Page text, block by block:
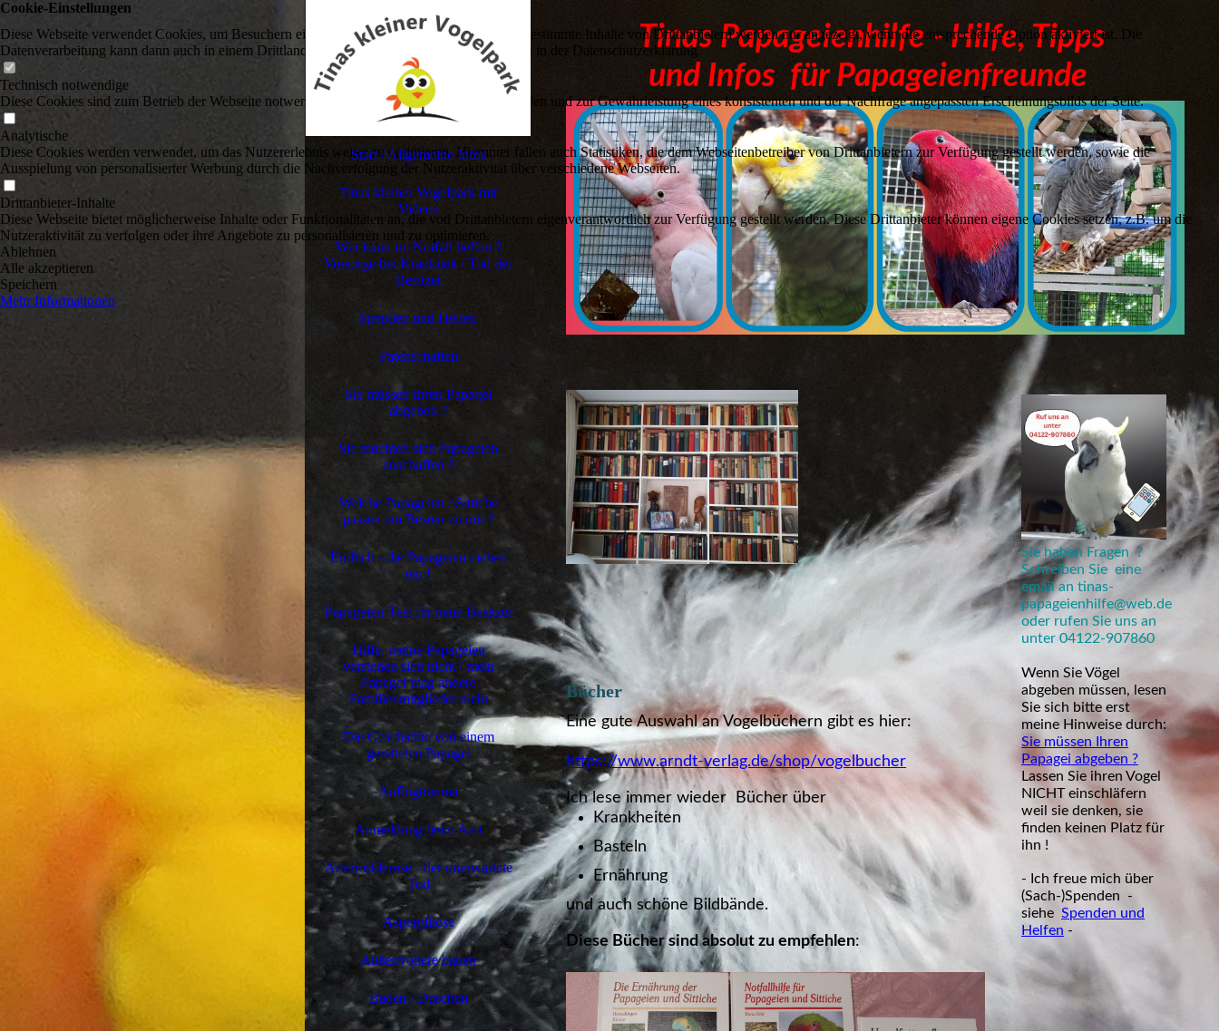
Start / Allgemeine Infos
Tinas kleiner Vogelpark mit
Videos
Wer kann im Notfall helfen ?
Vorsorge bei Krankheit / Tod der
Besitzer
Spenden und Helfen
Patenschaften
Sie müssen Ihren Papagei
abgeben ?
Sie möchten sich Papageien
anschaffen ?
Welche Papageien / Sittiche
passen am Besten zu mir ?
Endlich - die Papageien ziehen
ein !
Papageien-Test für neue Besitzer
Hilfe, meine Papageien
verstehen sich nicht / mein
Papagei mag andere
Familienmitglieder nicht
Die Geschichte von einem
geretteten Papagei
Anflugtrauma
Anmeldung beim Amt
Arteriosklerose - der unerwartete
Tod
Aspergillose
Außenvoliere bauen
Baden / Duschen
Tinas Papageienhilfe - Hilfe, Tipps
und Infos für Papageienfreunde
Bücher
Eine gute Auswahl an Vogelbüchern gibt es hier:
https://www.arndt-verlag.de/shop/vogelbucher
Ich lese immer wieder Bücher über
Krankheiten
Basteln
Ernährung
und auch schöne Bildbände.
Diese Bücher sind absolut zu empfehlen:
Sie haben Fragen ?
Schreiben Sie eine
email an tinas-
papageienhilfe@web.de
oder rufen Sie uns an
unter 04122-907860
Wenn Sie Vögel
abgeben müssen, lesen
Sie sich bitte erst
meine Hinweise durch:
Sie müssen Ihren
Papagei abgeben ?
Lassen Sie ihren Vogel
NICHT einschläfern
weil sie denken, sie
finden keinen Platz für
ihn !
- Ich freue mich über
(Sach-)Spenden -
siehe Spenden und
Helfen -
Cookie-Einstellungen
Diese Webseite verwendet Cookies, um Besuchern ein optimales Nutzererlebnis zu bieten. Bestimmte Inhalte von Drittanbietern werden nur angezeigt, wenn die entsprechende Option aktiviert ist. Die
Datenverarbeitung kann dann auch in einem Drittland erfolgen. Weitere Informationen hierzu in der Datenschutzerklärung.
Technisch notwendige
Diese Cookies sind zum Betrieb der Webseite notwendig, z.B. zum Schutz vor Hackerangriffen und zur Gewährleistung eines konsistenten und der Nachfrage angepassten Erscheinungsbilds der Seite.
Analytische
Diese Cookies werden verwendet, um das Nutzererlebnis weiter zu optimieren. Hierunter fallen auch Statistiken, die dem Webseitenbetreiber von Drittanbietern zur Verfügung gestellt werden, sowie die
Ausspielung von personalisierter Werbung durch die Nachverfolgung der Nutzeraktivität über verschiedene Webseiten.
Drittanbieter-Inhalte
Diese Webseite bietet möglicherweise Inhalte oder Funktionalitäten an, die von Drittanbietern eigenverantwortlich zur Verfügung gestellt werden. Diese Drittanbieter können eigene Cookies setzen, z.B. um die
Nutzeraktivität zu verfolgen oder ihre Angebote zu personalisieren und zu optimieren.
Ablehnen
Alle akzeptieren
Speichern
Mehr Informationen